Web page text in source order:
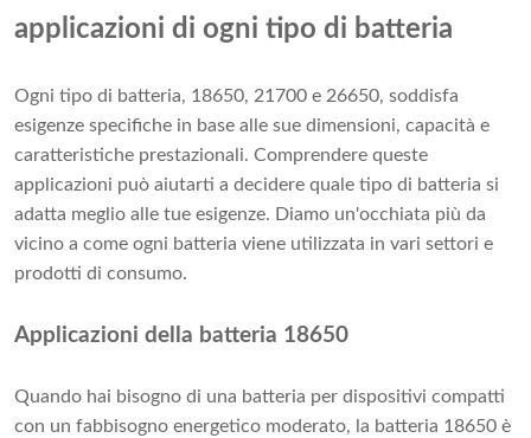
applicazioni di ogni tipo di batteria
Ogni tipo di batteria, 18650, 21700 e 26650, soddisfa
esigenze specifiche in base alle sue dimensioni, capacità e
caratteristiche prestazionali. Comprendere queste
applicazioni può aiutarti a decidere quale tipo di batteria si
adatta meglio alle tue esigenze. Diamo un'occhiata più da
vicino a come ogni batteria viene utilizzata in vari settori e
prodotti di consumo.
Applicazioni della batteria 18650
Quando hai bisogno di una batteria per dispositivi compatti
con un fabbisogno energetico moderato, la batteria 18650 è